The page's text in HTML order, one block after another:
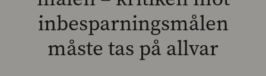
inbesparningsmålen
måste tas på allvar